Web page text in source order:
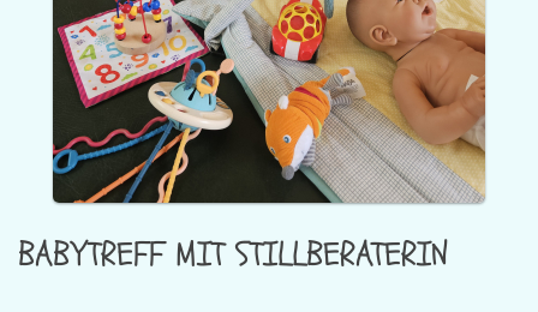
BABYTREFF MIT STILLBERATERIN